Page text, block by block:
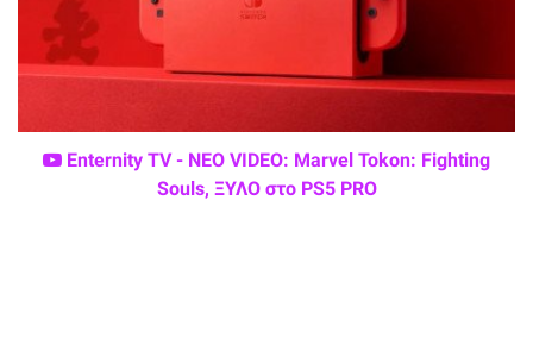
Enternity TV - ΝΕΟ VIDEO: Marvel Tokon: Fighting
Souls, ΞΥΛΟ στο PS5 PRO